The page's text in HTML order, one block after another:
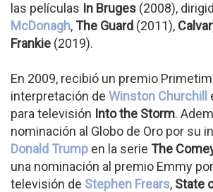
las películas In Bruges (2008),
McDonagh, The Guard (2011),
Frankie (2019).
En 2009, recibió un premio
interpretación de Winston Churchill
para televisión Into the Storm.
nominación al Globo de Oro por su
Donald Trump en la serie The
una nominación al premio Emmy
televisión de Stephen Frears, State